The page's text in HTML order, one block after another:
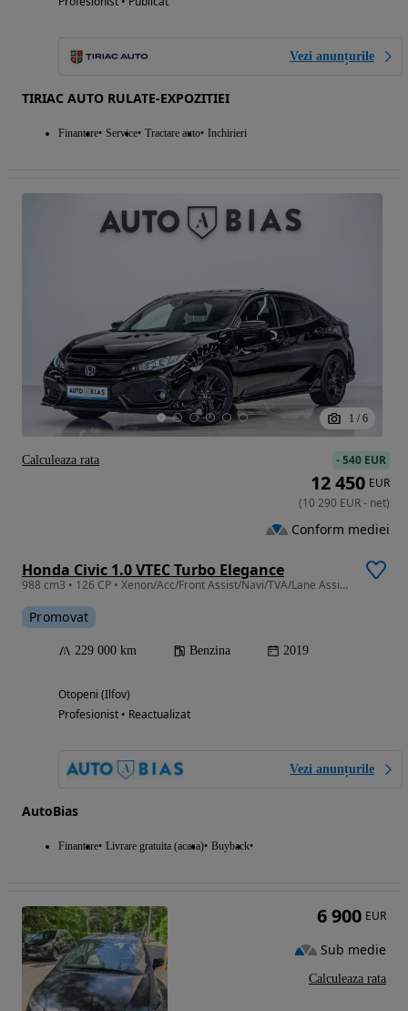
Vezi anunțurile
TIRIAC AUTO RULATE-EXPOZITIEI
Finantare Service Tractare auto Inchirieri
1 / 6
Honda Civic 1.0 VTEC Turbo Elegance
988 cm3 • 126 CP • Xenon/Acc/Front Assist/Navi/TVA/Lane Assist/Leasing-Rate FARA AVANS
Promovat
229 000 km Benzina 2019
Otopeni (Ilfov)
Profesionist • Reactualizat
Vezi anunțurile
AutoBias
Finantare Livrare gratuita (acasa) Buyback
-540 EUR
12 450 EUR
(10 290 EUR- net)
Conform mediei
Calculeaza rata
6 900 EUR
Sub medie
Calculeaza rata